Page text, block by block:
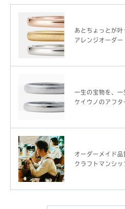
あとちょっとが叶
アレンジオーダー
一生の宝物を、一
ケイウノのアフタ
オーダーメイド品
クラフトマンシッ